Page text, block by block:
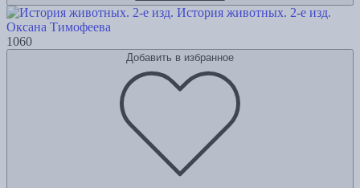
История животных. 2-е изд.
Оксана Тимофеева
1060
Добавить в избранное